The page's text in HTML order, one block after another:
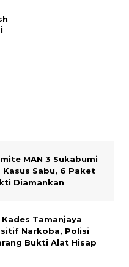
MAN 3 Sukabumi
Sabu, 6 Paket
Diamankan
Kades Tamanjaya
Narkoba, Polisi
Bukti Alat Hisap